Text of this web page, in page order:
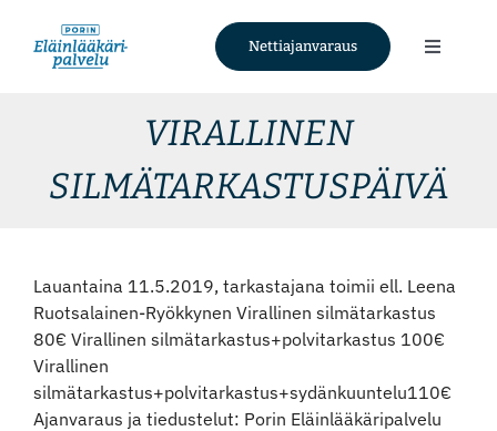
content
Nettiajanvaraus
Toggle
Tietoa meistä
Yhteystiedot
Nettiajanvaraus
VIRALLINEN
SILMÄTARKASTUSPÄIVÄ
Lauantaina 11.5.2019, tarkastajana toimii ell. Leena
Ruotsalainen-Ryökkynen Virallinen silmätarkastus
80€ Virallinen silmätarkastus+polvitarkastus 100€
Virallinen
silmätarkastus+polvitarkastus+sydänkuuntelu110€
Ajanvaraus ja tiedustelut: Porin Eläinlääkäripalvelu